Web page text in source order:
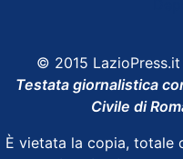
© 2015
Testata giornalistica
Civile di
È vietata la copia, totale